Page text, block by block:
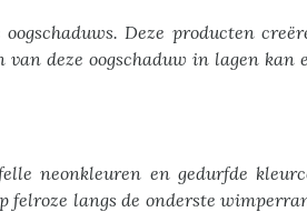
Deze producten
deze oogschaduw in lagen
neonkleuren en gedurfde
langs de onderste